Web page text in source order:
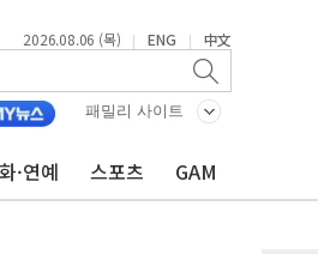
2026.08.06 (목) | ENG | 中文
패밀리 사이트
·연예 스포츠 GAM
가른다